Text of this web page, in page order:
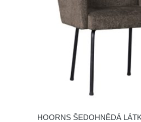
HOORNS ŠEDOHNĚDÁ